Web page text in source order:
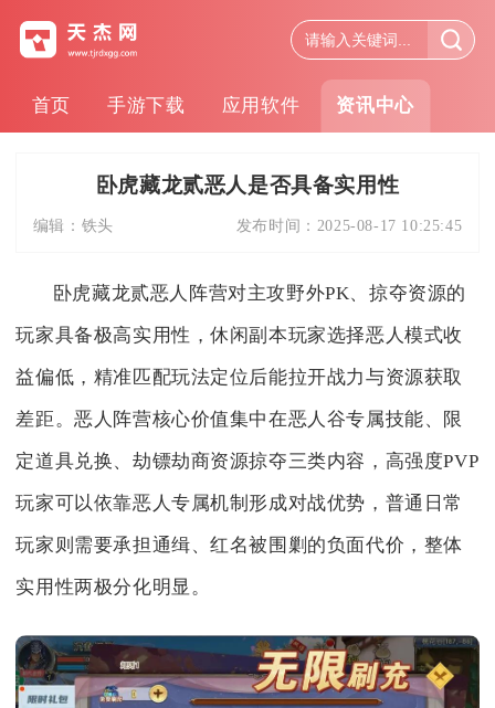
首页 手游下载 应用软件 资讯中心
卧虎藏龙贰恶人是否具备实用性
编辑： 铁头 发布时间： 2025-08-17 10:25:45
卧虎藏龙贰恶人阵营对主攻野外PK、掠夺资源的
玩家具备极高实用性，休闲副本玩家选择恶人模式收
益偏低，精准匹配玩法定位后能拉开战力与资源获取
差距。恶人阵营核心价值集中在恶人谷专属技能、限
定道具兑换、劫镖劫商资源掠夺三类内容，高强度PVP
玩家可以依靠恶人专属机制形成对战优势，普通日常
玩家则需要承担通缉、红名被围剿的负面代价，整体
实用性两极分化明显。